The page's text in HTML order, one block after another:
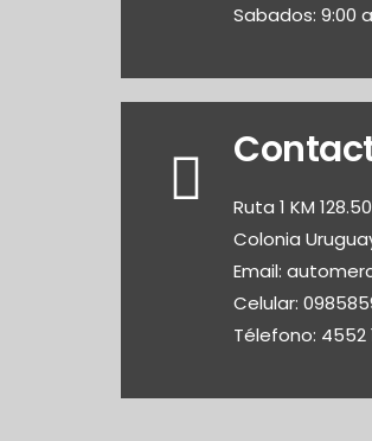
Sabados: 9:00
Ruta 1 KM
Colonia
Email:
Celular:
Télefono: 4552